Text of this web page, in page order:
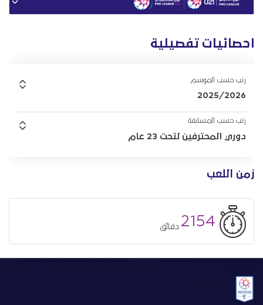
زمن اللعب
2154 دقائق
احصائيات تفصيلية
رتب حسب الموسم
2025/2026
رتب حسب المسابقة
دوري المحترفين لتحت 23 عام